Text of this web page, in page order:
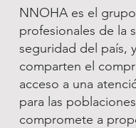
NNOHA es el
profesionales de la
seguridad del país,
comparten el
acceso a una
para las
compromete a